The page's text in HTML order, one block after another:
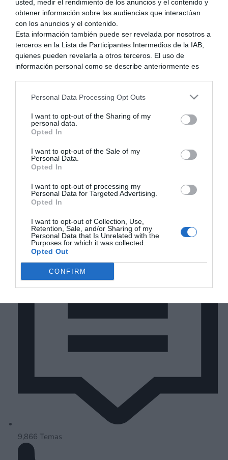
usted, medir el rendimiento de los anuncios y el contenido y
obtener información sobre las audiencias que interactúan
con los anuncios y el contenido.
Esta información también puede ser revelada por nosotros a
terceros en la Lista de Participantes Intermedios de la IAB,
quienes pueden revelarla a otros terceros. El uso de
información personal como se describe anteriormente es
generamos contenido relevante para nuestra audiencia.
recopilación y uso de datos en nuestra Política de
Privacidad.
terceros por nuestra parte, utilice la siguiente opción de
exclusión y confirme su selección. Tenga en cuenta que
después de que se procese su solicitud de exclusión, es
posible que continúe viendo anuncios basados en intereses
basados en la información personal utilizada por nosotros o
en información personal divulgada a terceros antes de su
Puede optar por no participar en la divulgación adicional de
su información personal por parte de terceros en la Lista de
participantes intermedios de la IAB.
Personal Data Processing Opt Outs
I want to opt-out of the Sharing of my
personal data.
Opted In
I want to opt-out of the Sale of my
Personal Data.
Opted In
I want to opt-out of processing my
Personal Data for Targeted Advertising.
Opted In
I want to opt-out of Collection, Use,
Retention, Sale, and/or Sharing of my
Personal Data that Is Unrelated with the
Purposes for which it was collected.
Opted Out
CONFIRM
Etiquetas
Foros
9,866 Temas